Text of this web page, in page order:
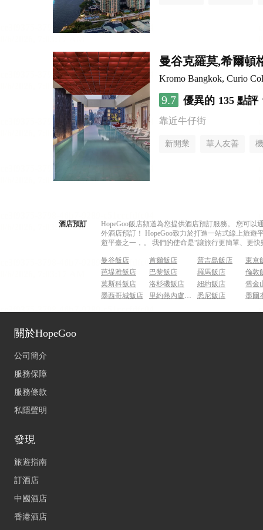
曼谷克羅莫,希爾頓
Kromo Bangkok, Curio
9.7 優異的 135 點評
靠近牛仔街
新開業 華人友善
酒店預訂
HopeGoo飯店頻道為您提供酒店預訂服務。 您可
外酒店預訂！ HopeGoo致力於打造一站式線上旅
遊平臺之一，。 我們的使命是“讓旅行更簡單、更
曼谷飯店 首爾飯店 普吉島飯店
東京
芭堤雅飯店
巴黎飯店 羅馬飯店
倫敦
莫斯科飯店
洛杉磯飯店 紐約飯店
舊金
墨西哥城飯店
里約熱內盧飯店 悉尼飯店 墨爾
關於HopeGoo
公司簡介
服務保障
服務條款
私隱聲明
發現
旅遊指南
訂酒店
中國酒店
香港酒店